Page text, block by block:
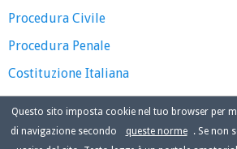
Procedura Civile
Procedura Penale
Costituzione Italiana
Questo sito imposta cookie nel tuo browser per
di navigazione secondo
queste norme
. Se non